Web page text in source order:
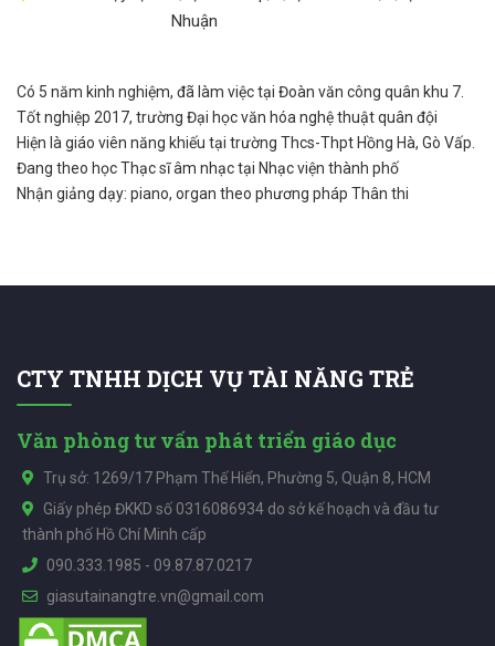
Nhuận
Có 5 năm kinh nghiệm, đã làm việc tại Đoàn văn công quân khu 7.
Tốt nghiệp 2017, trường Đại học văn hóa nghệ thuật quân đội
Hiện là giáo viên năng khiếu tại trường Thcs-Thpt Hồng Hà, Gò Vấp.
Đang theo học Thạc sĩ âm nhạc tại Nhạc viện thành phố
Nhận giảng dạy: piano, organ theo phương pháp Thân thi
CTY TNHH DỊCH VỤ TÀI NĂNG TRẺ
Văn phòng tư vấn phát triển giáo dục
Trụ sở: 1269/17 Phạm Thế Hiển, Phường 5, Quận 8, HCM
Giấy phép ĐKKD số 0316086934 do sở kế hoạch và đầu tư
thành phố Hồ Chí Minh cấp
090.333.1985 - 09.87.87.0217
giasutainangtre.vn@gmail.com